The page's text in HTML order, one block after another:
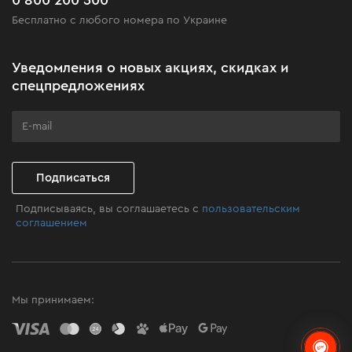
Клуб мастерства
Бесплатно с любого номера по Украине
Уведомления о новых акциях, скидках и
спецпредложениях
Подписаться
Подписываясь, вы соглашаетесь с пользовательским
соглашением
Мы принимаем: